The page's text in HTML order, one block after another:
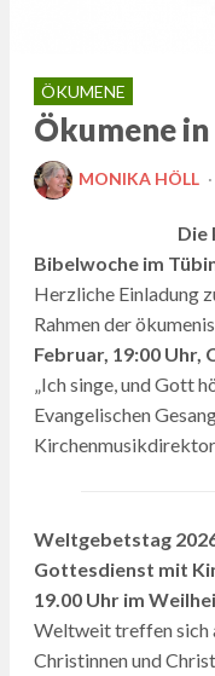
ÖKUMENE
Ökumene
MONIKA HÖLL
Die
Bibelwoche im
Herzliche Einladung
Rahmen der
Februar, 19:00 Uhr,
„Ich singe, und Gott
Evangelischen
Weltgebetstag
Gottesdienst mit
19.00 Uhr im
Weltweit treffen sich
Christinnen und